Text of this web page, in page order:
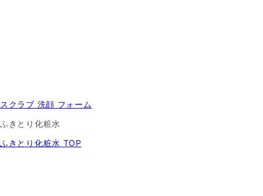
スクラブ 洗顔 フォーム
ふきとり化粧水
ふきとり化粧水 TOP